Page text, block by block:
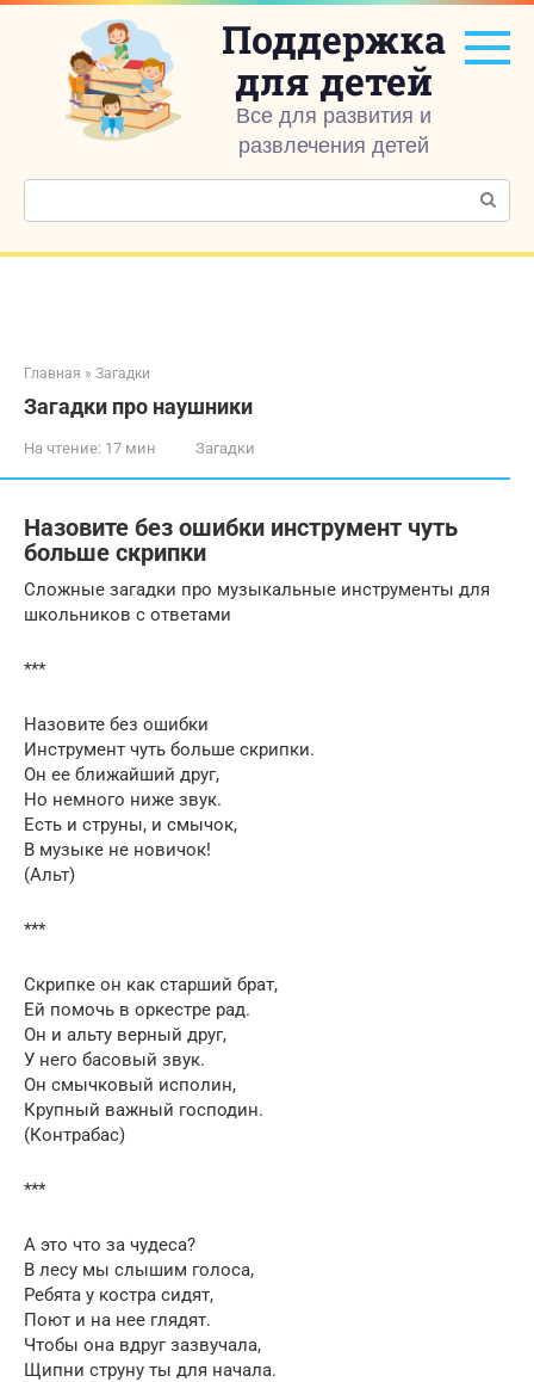
Перейти
контенту
Поддержка
для детей
Все для развития и
развлечения детей
Поиск:
Главная » Загадки
Загадки про наушники
На чтение: 17 мин Загадки
Назовите без ошибки инструмент чуть
больше скрипки
Сложные загадки про музыкальные инструменты для
школьников с ответами
***
Назовите без ошибки
Инструмент чуть больше скрипки.
Он ее ближайший друг,
Но немного ниже звук.
Есть и струны, и смычок,
В музыке не новичок!
(Альт)
***
Скрипке он как старший брат,
Ей помочь в оркестре рад.
Он и альту верный друг,
У него басовый звук.
Он смычковый исполин,
Крупный важный господин.
(Контрабас)
***
А это что за чудеса?
В лесу мы слышим голоса,
Ребята у костра сидят,
Поют и на нее глядят.
Чтобы она вдруг зазвучала,
Щипни струну ты для начала.